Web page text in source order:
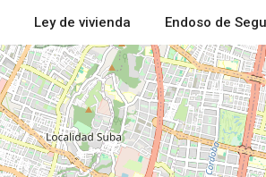
Ley de vivienda Endoso de